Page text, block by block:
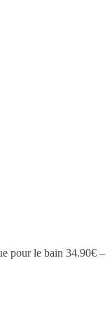
pour le bain 34.90€ –